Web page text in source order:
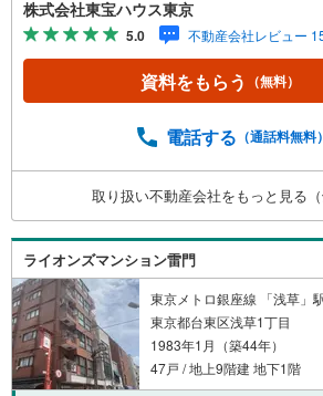
学予約をする」ボタンからお問い合
ahoo！ JAPAN IDでログインしてく
ナスライトは出金と譲渡はできま
料のご請求はお気軽にどうぞ♪お
株式会社東宝ハウス東京
5.0 不動産会社レビュー
資料をもらう （無料）
電話する （通話料無料）
取り扱い不動産会社をもっと見る（
ライオンズマンション雷門
東京メトロ銀座線 「浅草」
東京都台東区浅草1丁目
1983年1月（築44年）
47戸 / 地上9階建 地下1階